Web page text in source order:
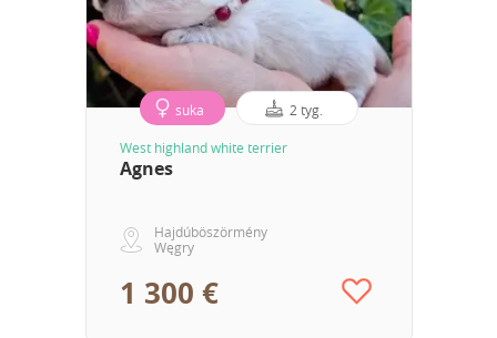
suka 2 tyg.
West highland white terrier
Agnes
Hajdúböszörmény
Węgry
1 300 €